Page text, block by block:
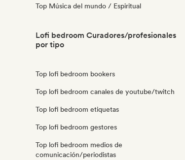
Top Música del mundo / Espiritual
Lofi bedroom Curadores/profesionales
por tipo
Top lofi bedroom bookers
Top lofi bedroom canales de youtube/twitch
Top lofi bedroom etiquetas
Top lofi bedroom gestores
Top lofi bedroom medios de
comunicación/periodistas